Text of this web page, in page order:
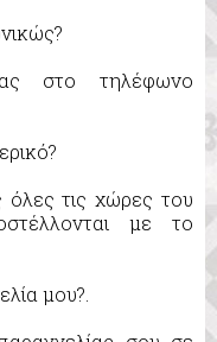
στο τηλέφωνο
όλες τις χώρες του
με το
μου?.